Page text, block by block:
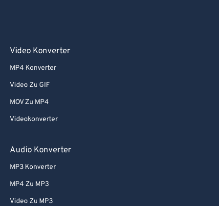
Video Konverter
MP4 Konverter
Video Zu GIF
MOV Zu MP4
Videokonverter
Audio Konverter
MP3 Konverter
MP4 Zu MP3
Video Zu MP3